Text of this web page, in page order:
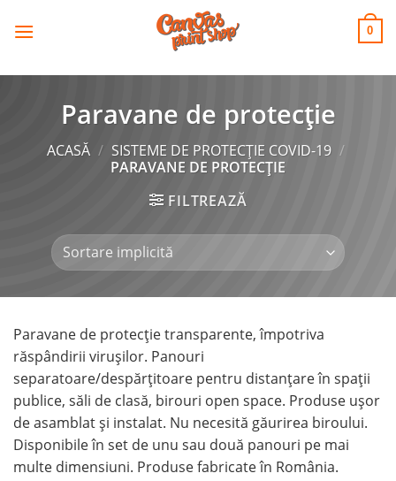
CANVAS
PRINT SHOP 0
Paravane de protecție
ACASĂ / SISTEME DE PROTECȚIE COVID-19 /
PARAVANE DE PROTECȚIE
FILTREAZĂ
Paravane de protecție transparente, împotriva
răspândirii virușilor. Panouri
separatoare/despărțitoare pentru distanțare în spații
publice, săli de clasă, birouri open space. Produse ușor
de asamblat și instalat. Nu necesită găurirea biroului.
Disponibile în set de unu sau două panouri pe mai
multe dimensiuni. Produse fabricate în România.